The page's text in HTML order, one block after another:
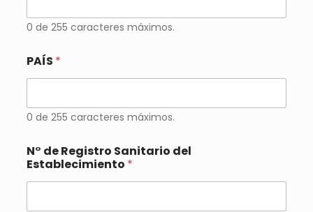
0 de 255 caracteres máximos.
PAÍS *
0 de 255 caracteres máximos.
N° de Registro Sanitario del
Establecimiento *